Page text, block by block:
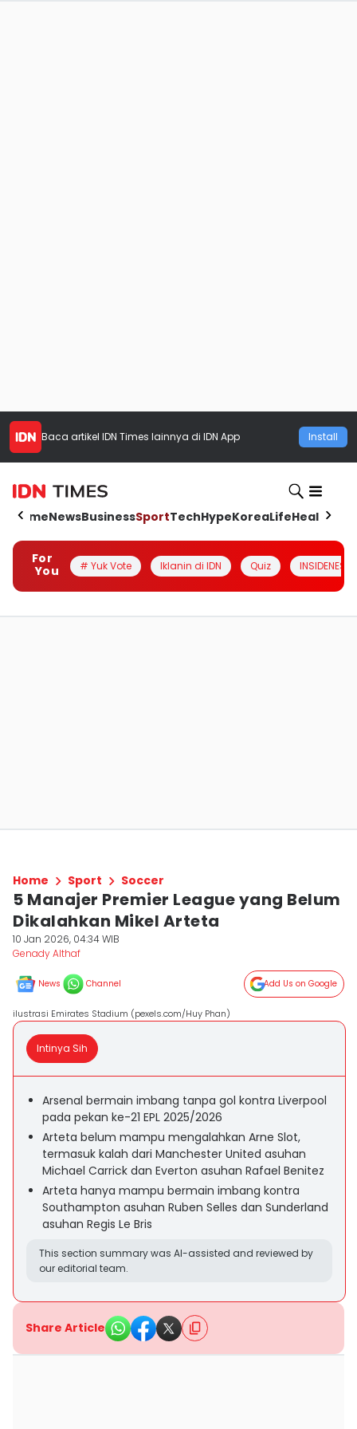
Baca artikel IDN Times lainnya di IDN App Install
HomeNewsBusinessSportTechHypeKoreaLifeHealth
For
You
# Yuk Vote Iklanin di IDN Quiz INSIDENESIA
Home Sport Soccer
5 Manajer Premier League yang Belum
Dikalahkan Mikel Arteta
10 Jan 2026, 04:34 WIB
Genady Althaf
News Channel Add Us on Google
ilustrasi Emirates Stadium (pexels.com/Huy Phan)
Intinya Sih
Arsenal bermain imbang tanpa gol kontra Liverpool
pada pekan ke-21 EPL 2025/2026
Arteta belum mampu mengalahkan Arne Slot,
termasuk kalah dari Manchester United asuhan
Michael Carrick dan Everton asuhan Rafael Benitez
Arteta hanya mampu bermain imbang kontra
Southampton asuhan Ruben Selles dan Sunderland
asuhan Regis Le Bris
This section summary was AI-assisted and reviewed by
our editorial team.
Share Article